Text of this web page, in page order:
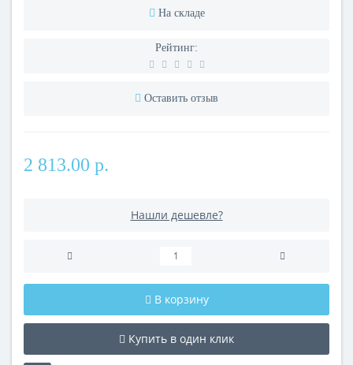
На складе
Рейтинг:
Оставить отзыв
2 813.00 р.
Нашли дешевле?
В корзину
Купить в один клик